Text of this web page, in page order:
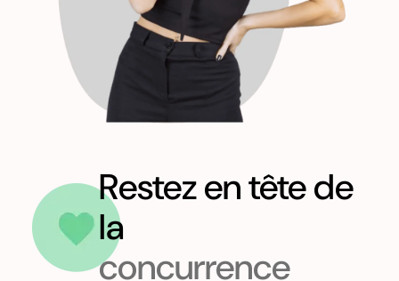
Restez en tête de
la
concurrence